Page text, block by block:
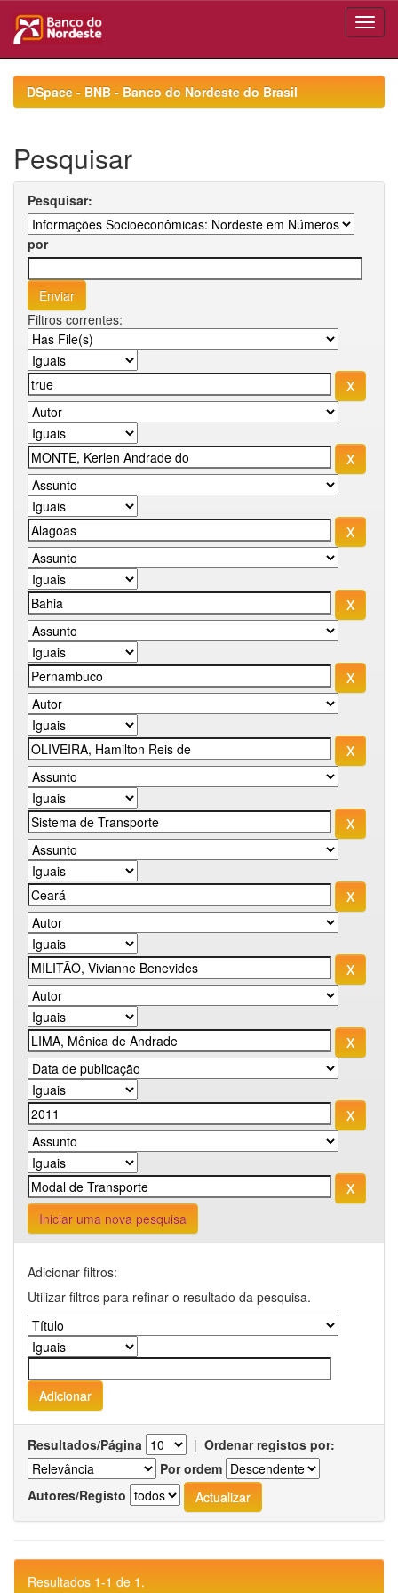
navigationDSpace - BNB - Banco do Nordeste do Brasil
Pesquisar
Pesquisar:
por
Filtros correntes:
Iniciar uma nova pesquisa
Adicionar filtros:
Utilizar filtros para refinar o resultado da pesquisa.
Resultados/Página | Ordenar registos por:
Por ordem
Autores/Registo
Resultados 1-1 de 1.